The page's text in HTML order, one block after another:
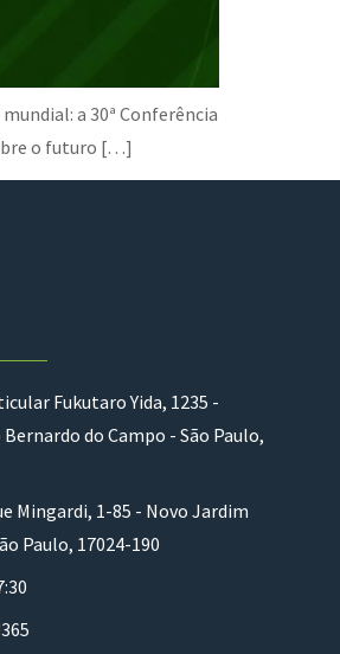
a 30ª Conferência
o futuro […]
Fukutaro Yida, 1235 -
do Campo - São Paulo,
Mingardi, 1-85 - Novo Jardim
Paulo, 17024-190